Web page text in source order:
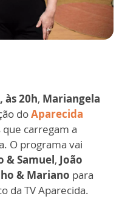
às 20h, Mariangela
doAparecida
carregam a
O programa vai
& Samuel, João
& Mariano para
da TV Aparecida.